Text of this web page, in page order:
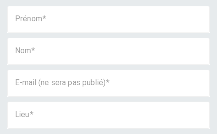
Prénom
Nom
E-mail (ne sera pas publié)
Lieu